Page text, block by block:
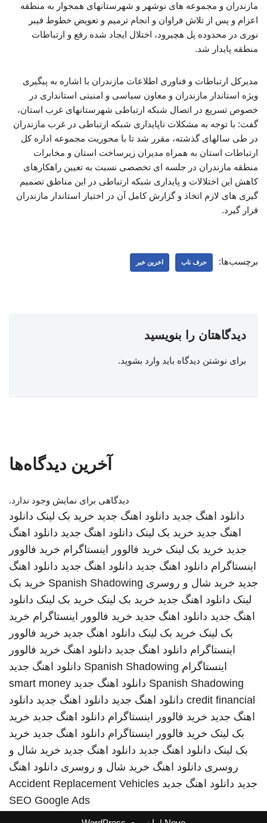
مازندران و مجموعه های نوشهر و شهرستانهای همجوار به منطقه
اعزام و پس از تلاش فراوان و انجام ترمیم و تعویض خطوط فیبر
نوری در محدوده پل هچیرود، اختلال ایجاد شده رفع و ارتباطات
منطقه پایدار شد.
مدیرکل ارتباطات و فناوری اطلاعات مازندران با اشاره به پیگیری
ویژه استاندار مازندران و معاون سیاسی و امنیتی استانداری در
خصوص تسریع در اتصال شبکه ارتباطی شهرستانهای غرب استان،
گفت: با توجه به مشکلات ناپایداری شبکه ارتباطی در غرب مازندران
در طی سالهای گذشته، مقرر شد تا با محوریت مجموعه اداره کل
ارتباطات استان به همراه مدیران زیرساخت استان و مخابرات
منطقه مازندران در جلسه ای تخصصی نسبت به تعیین راهکارهای
کاهش این اختلالات و پایداری شبکه ارتباطی در این مناطق تصمیم
گیری های لازم اتخاذ و گزارش کامل آن در اختیار استاندار مازندران
قرار گیرد.
برچسب‌ها: حرف ناب اخرین خبر
دیدگاهتان را بنویسید
برای نوشتن دیدگاه باید وارد بشوید.
آخرین دیدگاه‌ها
دیدگاهی برای نمایش وجود ندارد.
دانلود اهنگ جدید دانلود اهنگ جدید خرید بک لینک دانلود
اهنگ جدید خرید بک لینک دانلود اهنگ جدید دانلود اهنگ
جدید خرید بک لینک خرید فالوور اینستاگرام خرید فالوور
اینستاگرام دانلود اهنگ جدید دانلود اهنگ جدید دانلود اهنگ
جدید خرید شال و روسری Spanish Shadowing خرید بک
لینک دانلود اهنگ جدید خرید بک لینک خرید بک لینک دانلود
اهنگ جدید دانلود اهنگ جدید خرید فالوور اینستاگرام خرید
بک لینک خرید بک لینک دانلود اهنگ جدید خرید فالوور
اینستاگرام دانلود اهنگ جدید دانلود اهنگ خرید فالوور
اینستاگرام Spanish Shadowing دانلود اهنگ جدید
Spanish Shadowing دانلود اهنگ جدید smart money
credit financial دانلود اهنگ جدید دانلود اهنگ جدید دانلود
اهنگ جدید خرید فالوور اینستاگرام دانلود اهنگ جدید خرید
بک لینک خرید فالوور اینستاگرام دانلود اهنگ جدید خرید
بک لینک دانلود اهنگ جدید دانلود اهنگ جدید خرید شال و
روسری دانلود اهنگ خرید شال و روسری دانلود اهنگ
جدید دانلود اهنگ جدید Accident Replacement Vehicles
SEO Google Ads